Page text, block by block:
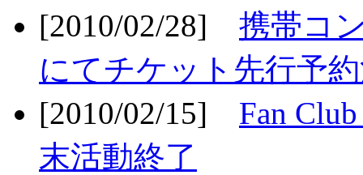
[2010/02/28] 携帯コ
にてチケット先行予
[2010/02/15] Fan
末活動終了